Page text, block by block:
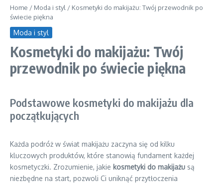
Home / Moda i styl / Kosmetyki do makijażu: Twój przewodnik po
świecie piękna
Moda i styl
Kosmetyki do makijażu: Twój
przewodnik po świecie piękna
Podstawowe kosmetyki do makijażu dla
początkujących
Każda podróż w świat makijażu zaczyna się od kilku
kluczowych produktów, które stanowią fundament każdej
kosmetyczki. Zrozumienie, jakie kosmetyki do makijażu są
niezbędne na start, pozwoli Ci uniknąć przytłoczenia